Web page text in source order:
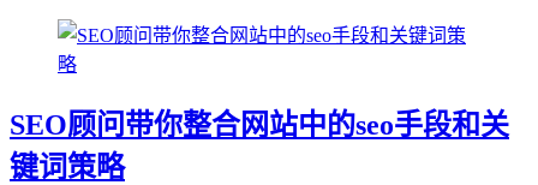
SEO顾问带你整合网站中的seo手段和关
键词策略